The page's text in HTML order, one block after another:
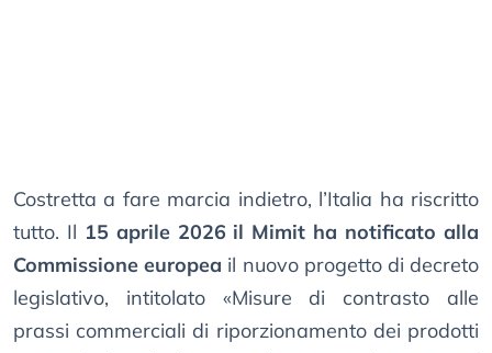
Costretta a fare marcia indietro, l’Italia ha riscritto
tutto. Il 15 aprile 2026 il Mimit ha notificato alla
Commissione europea il nuovo progetto di decreto
legislativo, intitolato «Misure di contrasto alle
prassi commerciali di riporzionamento dei prodotti